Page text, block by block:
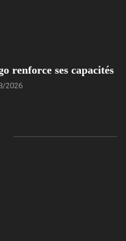
renforce ses capacités
2026